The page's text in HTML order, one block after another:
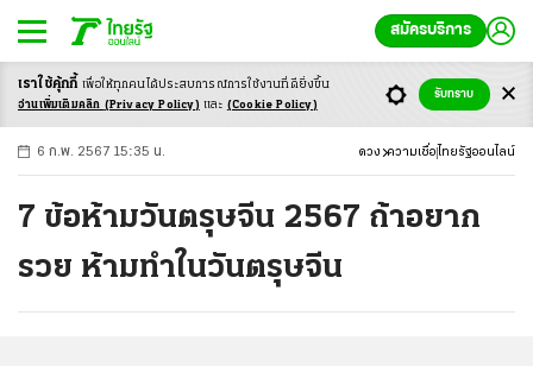
สมัครบริการ
-ก ก ก+
6 ก.พ. 2567 15:35 น. ดวง ความเชื่อ ไทยรัฐออนไลน์
7 ข้อห้ามวันตรุษจีน 2567 ถ้าอยาก
รวย ห้ามทำในวันตรุษจีน
เราใช้คุ้กกี้ เพื่อให้ทุกคนได้ประสบการณ์การใช้งานที่ดียิ่งขึ้น
อ่านเพิ่มเติมคลิก (Privacy Policy) และ (Cookie Policy)
รับทราบ